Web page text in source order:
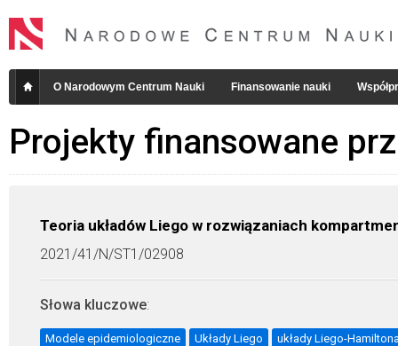
O Narodowym Centrum Nauki Finansowanie nauki
Projekty finansowane
Teoria układów Liego w rozwiązaniach
2021/41/N/ST1/02908
Słowa kluczowe:
Modele epidemiologiczne Układy Liego układy Liego-